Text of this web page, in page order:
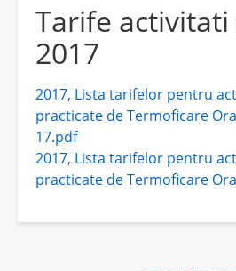
Tarife
2017
2017, Lista tarifelor pentru
practicate de Termoficare
17.pdf
2017, Lista tarifelor pentru
practicate de Termoficare